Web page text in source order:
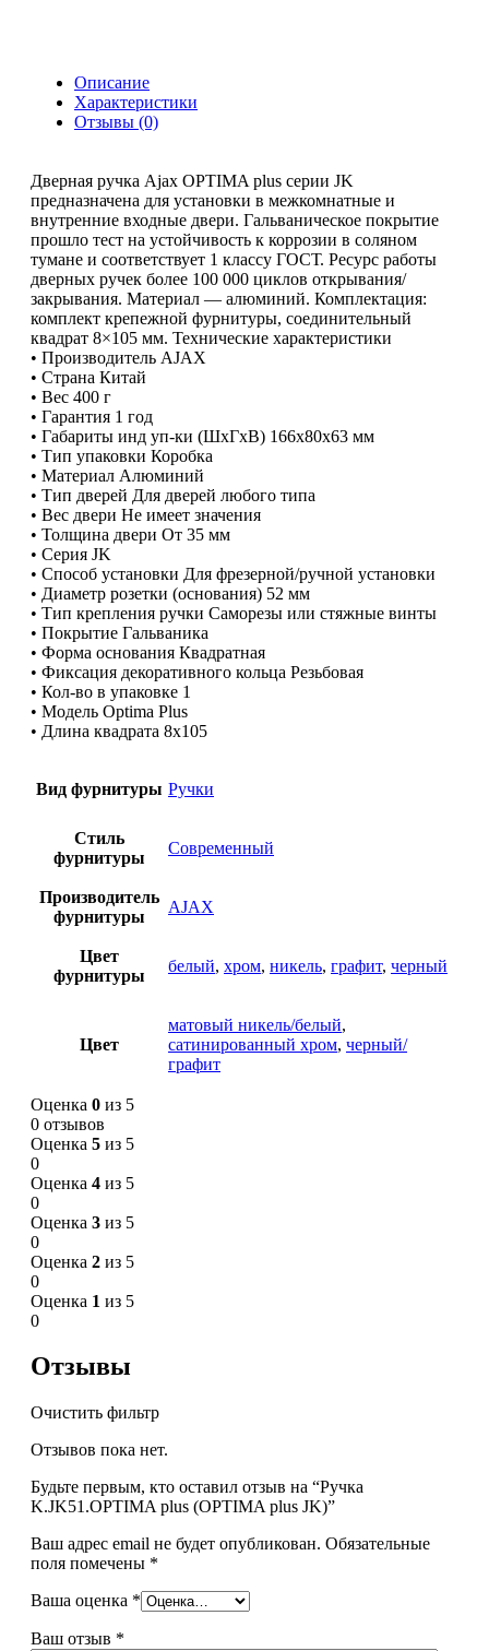
Описание
Характеристики
Отзывы (0)
Дверная ручка Ajax OPTIMA plus серии JK
предназначена для установки в межкомнатные и
внутренние входные двери. Гальваническое покрытие
прошло тест на устойчивость к коррозии в соляном
тумане и соответствует 1 классу ГОСТ. Ресурс работы
дверных ручек более 100 000 циклов открывания/
закрывания. Материал — алюминий. Комплектация:
комплект крепежной фурнитуры, соединительный
квадрат 8×105 мм. Технические характеристики
• Производитель AJAX
• Страна Китай
• Вес 400 г
• Гарантия 1 год
• Габариты инд уп-ки (ШхГхВ) 166x80x63 мм
• Тип упаковки Коробка
• Материал Алюминий
• Тип дверей Для дверей любого типа
• Вес двери Не имеет значения
• Толщина двери От 35 мм
• Серия JK
• Способ установки Для фрезерной/ручной установки
• Диаметр розетки (основания) 52 мм
• Тип крепления ручки Саморезы или стяжные винты
• Покрытие Гальваника
• Форма основания Квадратная
• Фиксация декоративного кольца Резьбовая
• Кол-во в упаковке 1
• Модель Optima Plus
• Длина квадрата 8х105
Вид фурнитуры Ручки
Стиль
фурнитуры
Современный
Производитель
фурнитуры
AJAX
Цвет
фурнитуры
белый, хром, никель, графит, черный
Цвет
матовый никель/белый,
сатинированный хром, черный/
графит
Оценка 0 из 5
0 отзывов
Оценка 5 из 5
0
Оценка 4 из 5
0
Оценка 3 из 5
0
Оценка 2 из 5
0
Оценка 1 из 5
0
Отзывы
Очистить фильтр
Отзывов пока нет.
Будьте первым, кто оставил отзыв на “Ручка
K.JK51.OPTIMA plus (OPTIMA plus JK)”
Ваш адрес email не будет опубликован. Обязательные
поля помечены *
Ваша оценка *
Ваш отзыв *